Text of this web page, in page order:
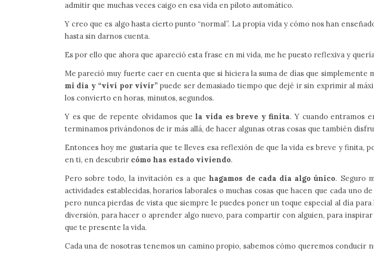
admitir que muchas veces caigo en esa vida en piloto automático.
Y creo que es algo hasta cierto punto “normal”. La propia vida y cómo nos han
hasta sin darnos cuenta.
Es por ello que ahora que apareció esta frase en mi vida, me he puesto reflexiva y
Me pareció muy fuerte caer en cuenta que si hiciera la suma de días que
mi día y “viví por vivir” puede ser demasiado tiempo que dejé ir sin exprimir al
los convierto en horas, minutos, segundos.
Y es que de repente olvidamos que la vida es breve y finita. Y cuando entramos
terminamos privándonos de ir más allá, de hacer algunas otras cosas que también
Entonces hoy me gustaría que te lleves esa reflexión de que la vida es breve y finita,
en ti, en descubrir cómo has estado viviendo.
Pero sobre todo, la invitación es a que hagamos de cada día algo único. Seguro
actividades establecidas, horarios laborales o muchas cosas que hacen que cada uno
pero nunca pierdas de vista que siempre le puedes poner un toque especial al día
diversión, para hacer o aprender algo nuevo, para compartir con alguien, para
que te presente la vida.
Cada una de nosotras tenemos un camino propio, sabemos cómo queremos conducir